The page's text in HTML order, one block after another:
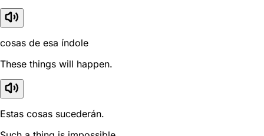
cosas de esa índole
These things will happen.
Estas cosas sucederán.